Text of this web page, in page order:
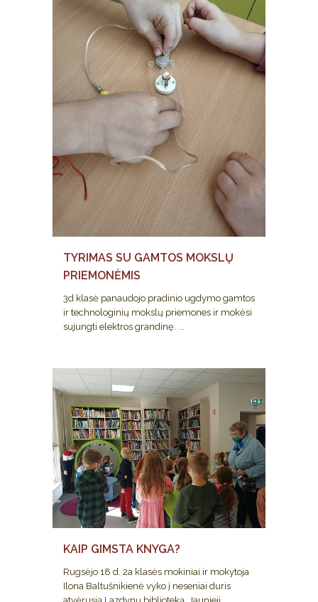
TYRIMAS SU GAMTOS MOKSLŲ
PRIEMONĖMIS
3d klasė panaudojo pradinio ugdymo gamtos
ir technologinių mokslų priemones ir mokėsi
sujungti elektros grandinę. ...
KAIP GIMSTA KNYGA?
Rugsėjo 18 d. 2a klasės mokiniai ir mokytoja
Ilona Baltušnikienė vyko į neseniai duris